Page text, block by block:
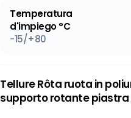
Temperatura
d'impiego °C
-15/+80
Tellure Rôta ruota in
supporto rotante piastra